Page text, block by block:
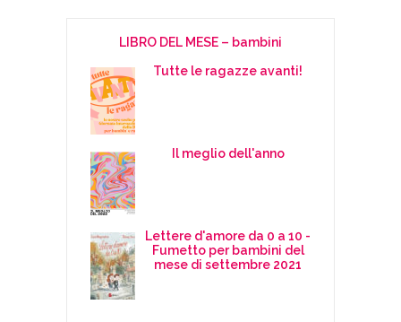
LIBRO DEL MESE – bambini
Tutte le ragazze avanti!
Il meglio dell'anno
Lettere d'amore da 0 a 10 -
Fumetto per bambini del
mese di settembre 2021